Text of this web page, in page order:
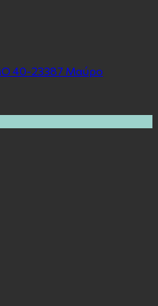
40-23387 Μαύρο